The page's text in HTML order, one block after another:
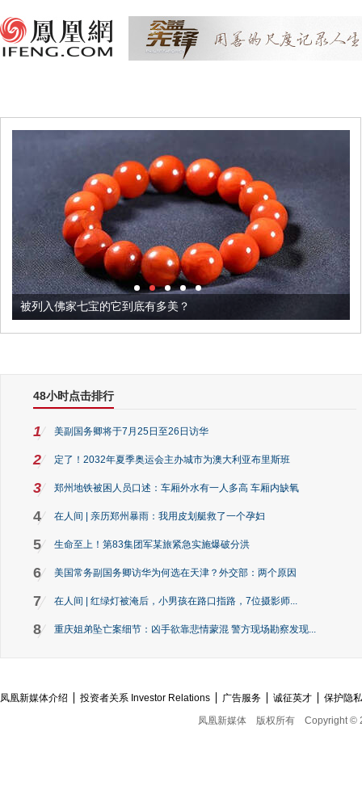
被列入佛家七宝的它到底有多美？
48小时点击排行
1 美副国务卿将于7月25日至26日访华
2 定了！2032年夏季奥运会主办城市为澳大利亚布里斯班
3 郑州地铁被困人员口述：车厢外水有一人多高 车厢内缺氧
4 在人间 | 亲历郑州暴雨：我用皮划艇救了一个孕妇
5 生命至上！第83集团军某旅紧急实施爆破分洪
6 美国常务副国务卿访华为何选在天津？外交部：两个原因
7 在人间 | 红绿灯被淹后，小男孩在路口指路，7位摄影师...
8 重庆姐弟坠亡案细节：凶手欲靠悲情蒙混 警方现场勘察发现...
凤凰新媒体介绍 投资者关系 Investor Relations 广告服务 诚征英才
保护隐
凤凰新媒体
版权所有 Copyright ©